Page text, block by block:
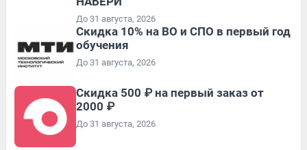
До 31 августа, 2026
Скидка 10% на ВО и СПО в первый год
обучения
До 31 августа, 2026
Скидка 500 ₽ на первый заказ от
2000 ₽
До 31 августа, 2026